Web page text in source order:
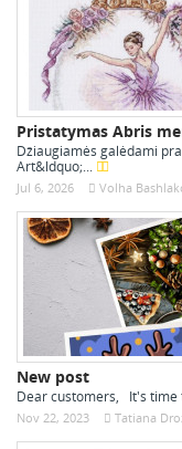
Pristatymas Abris
Džiaugiamės galėdami
Art&ldquo;...
Jul 6, 2026 Volha
New post
Dear customers, It's time
Nov 22, 2023 Tatiana